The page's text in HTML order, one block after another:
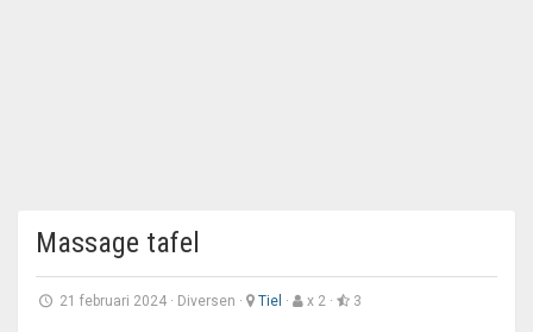
Massage tafel
21 februari 2024· Diversen · Tiel · x 2 · 3